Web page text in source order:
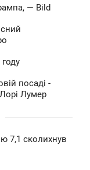
— Bild
посаді -
Лумер
7,1 сколихнув